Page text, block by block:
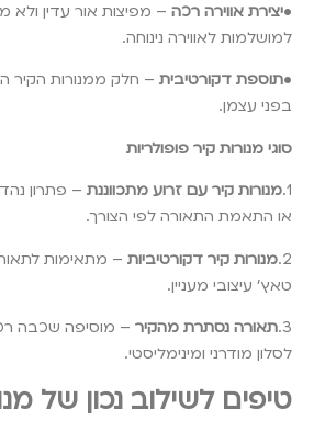
•יצירת אווירה רכה – מפיצות אור עדין ולא
למושלמות לאווירה נינוחה.
•תוספת דקורטיבית – חלק ממנורות הקיר
בפני עצמן.
סוגי מנורות קיר פופולריות
1. מנורות קיר עם זרוע מתכווננת – פתרון
או התאמת התאורה לפי הצורך.
2. מנורות קיר דקורטיביות – מתאימות
טאץ’ עיצובי מעניין.
3. תאורה נסתרת מהקיר – מוסיפה שכבה
לסלון מודרני ומינימליסטי.
טיפים לשילוב נכון של